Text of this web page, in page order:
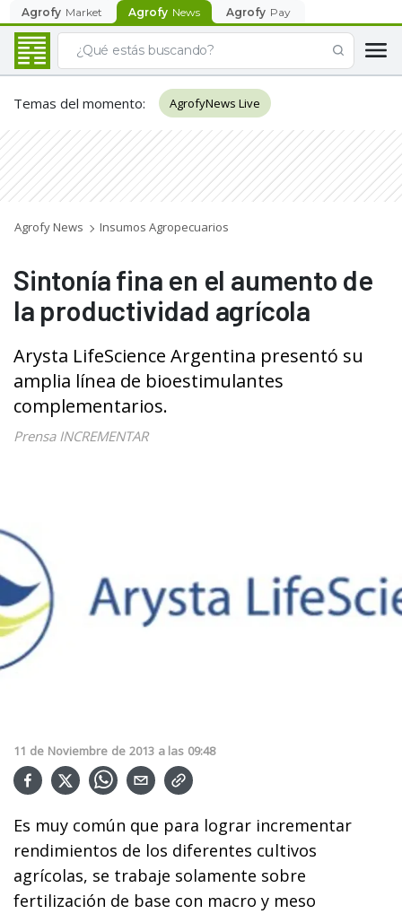
Agrofy Market Agrofy News Agrofy Pay
Temas del momento: AgrofyNews Live
Agrofy News Insumos Agropecuarios
Sintonía fina en el aumento de
la productividad agrícola
Arysta LifeScience Argentina presentó su
amplia línea de bioestimulantes
complementarios.
Prensa INCREMENTAR
11 de Noviembre de 2013 a las 09:48
Es muy común que para lograr incrementar
rendimientos de los diferentes cultivos
agrícolas, se trabaje solamente sobre
fertilización de base con macro y meso